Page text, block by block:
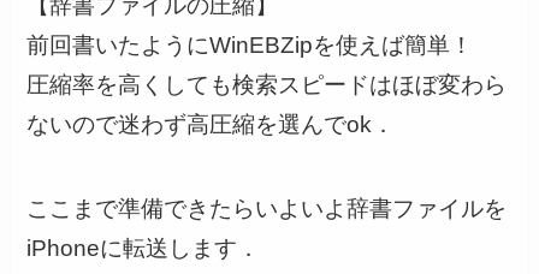
前回書いたようにWinEBZipを使えば簡単！
圧縮率を高くしても検索スピードはほぼ変わら
ないので迷わず高圧縮を選んでok．
ここまで準備できたらいよいよ辞書ファイルを
iPhoneに転送します．